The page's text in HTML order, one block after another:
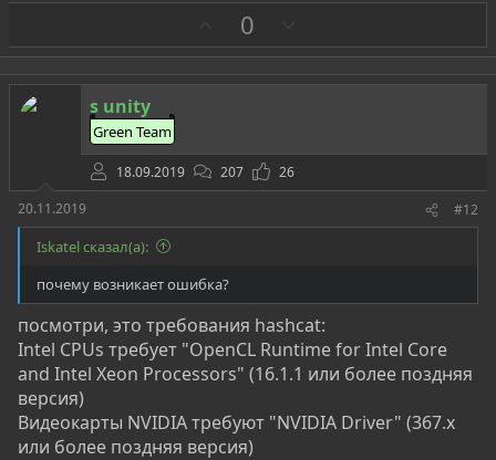
а
0
р
о
s unity
Green Team
18.09.2019 207
26
20.11.2019
#12
Iskatel сказал(а):
почему возникает ошибка?
посмотри, это требования hashcat:
Intel CPUs требует "OpenCL Runtime for Intel Core
and Intel Xeon Processors" (16.1.1 или более поздняя
версия)
Видеокарты NVIDIA требуют "NVIDIA Driver" (367.x
или более поздняя версия)